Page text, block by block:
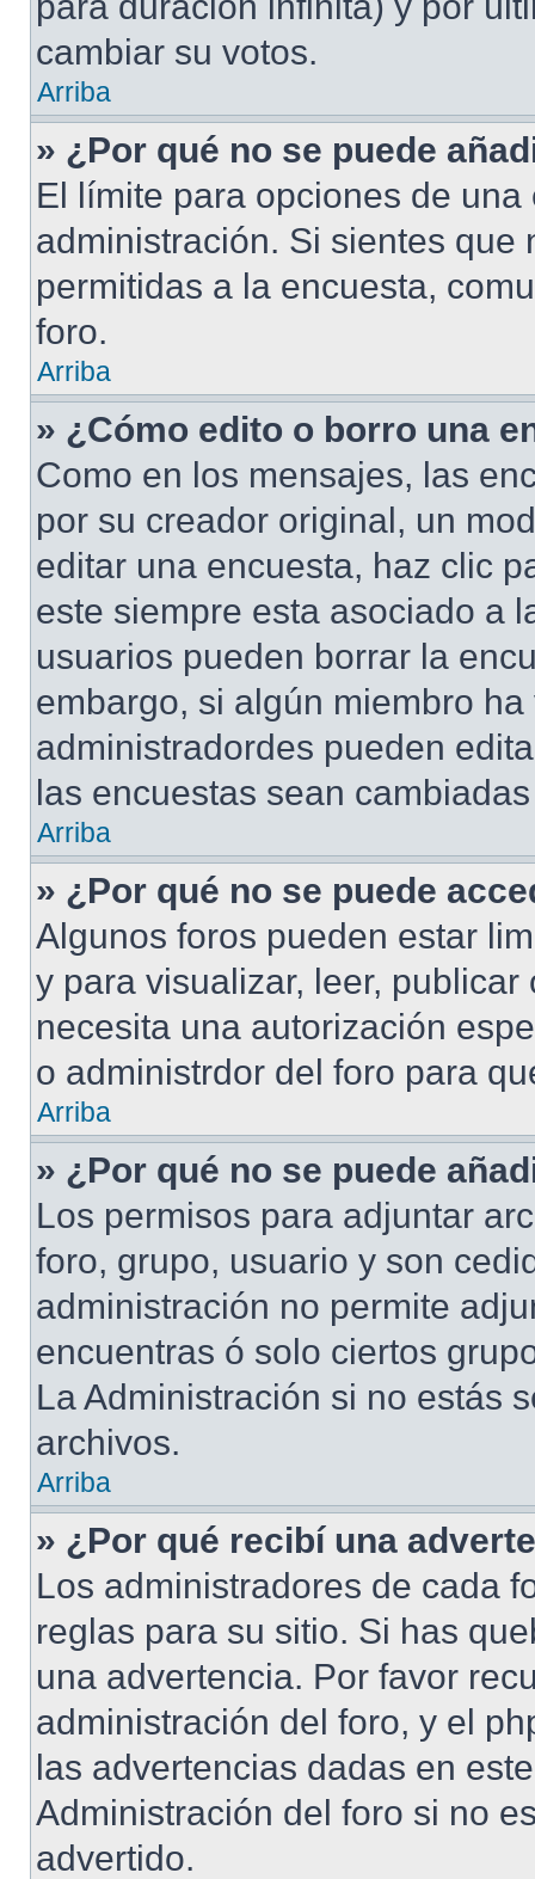
cambiar su votos.
Arriba
» ¿Por qué no se puede
El límite para opciones de
administración. Si sientes
permitidas a la encuesta,
foro.
Arriba
» ¿Cómo edito o borro una
Como en los mensajes, las
por su creador original, un
editar una encuesta, haz clic
este siempre esta asociado a
usuarios pueden borrar la
embargo, si algún miembro
administradordes pueden
las encuestas sean
Arriba
» ¿Por qué no se puede
Algunos foros pueden estar
y para visualizar, leer,
necesita una autorización
o administrdor del foro para
Arriba
» ¿Por qué no se puede
Los permisos para adjuntar
foro, grupo, usuario y son
administración no permite
encuentras ó solo ciertos
La Administración si no estás
archivos.
Arriba
» ¿Por qué recibí una
Los administradores de cada
reglas para su sitio. Si has
una advertencia. Por favor
administración del foro, y el
las advertencias dadas en
Administración del foro si no
advertido.